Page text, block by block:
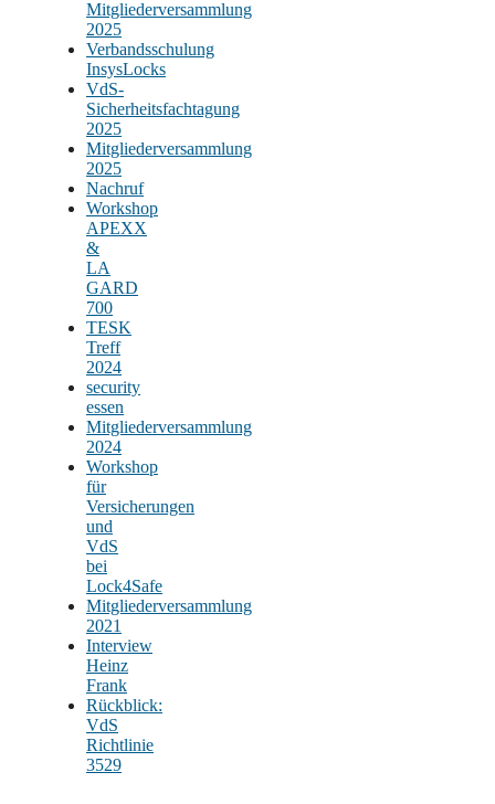
Mitgliederversammlung
2025
Verbandsschulung
InsysLocks
VdS-
Sicherheitsfachtagung
2025
Mitgliederversammlung
2025
Nachruf
Workshop
APEXX
&
LA
GARD
700
TESK
Treff
2024
security
essen
Mitgliederversammlung
2024
Workshop
für
Versicherungen
und
VdS
bei
Lock4Safe
Mitgliederversammlung
2021
Interview
Heinz
Frank
Rückblick:
VdS
Richtlinie
3529